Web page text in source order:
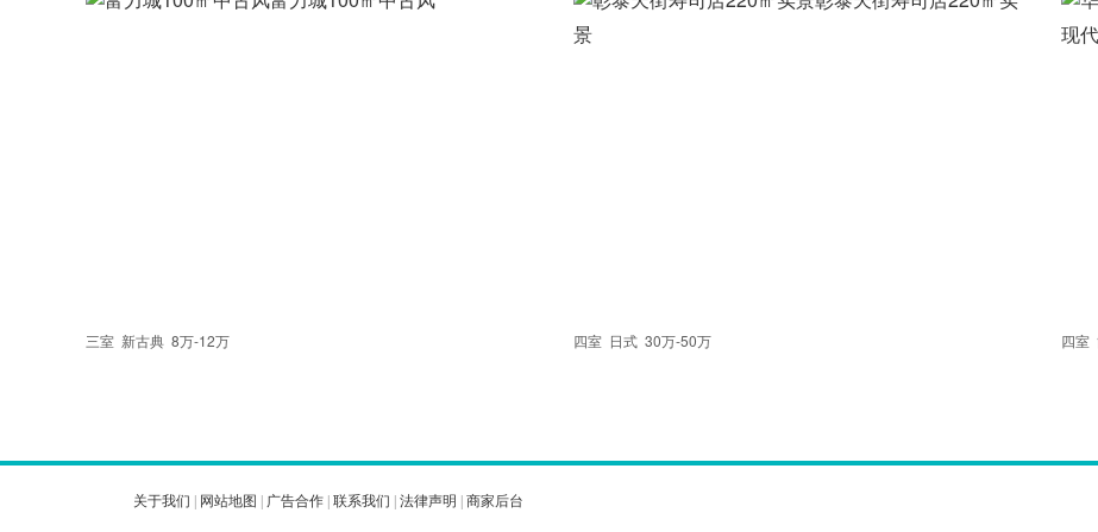
三室 新古典 8万-12万
景
四室 日式 30万-50万
现
四室
关于我们 网站地图 广告合作 联系我们 法律声明 商家后台